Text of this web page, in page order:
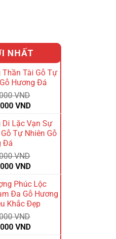
NHẤT
Tài Gỗ Tự
Hương Đá
VND
VND.
VNDGiá
tại
là:
Lặc Vạn Sự
Tự Nhiên Gỗ
Đá
VND
VND.
VNDGiá
tại
là:
1.392.000 VND.
Phúc Lộc
Đa Gỗ Hương
Khắc Đẹp
VND
VNDGiá